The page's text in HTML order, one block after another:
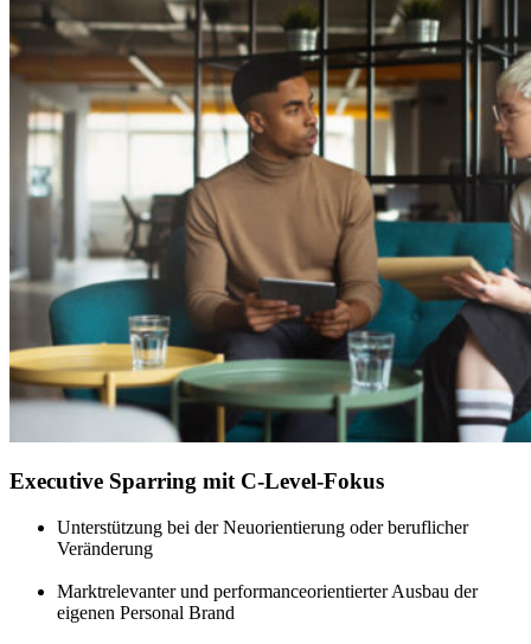
Executive Sparring mit C-Level-Fokus
Unterstützung bei der Neuorientierung oder beruflicher
Veränderung
Marktrelevanter und performanceorientierter Ausbau der
eigenen Personal Brand